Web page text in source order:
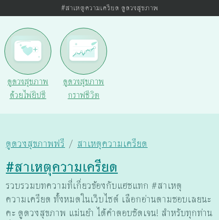
#สาเหตุความเครียด ดูดวงสุขภาพ
ดูดวงสุขภาพ
ด้วยไพ่ยิปซี
ดูดวงสุขภาพ
กราฟชีวิต
ดูดวงสุขภาพฟรี สาเหตุความเครียด
#สาเหตุความเครียด
รวบรวมบทความที่เกี่ยวข้องกับแฮชแทก #สาเหตุ
ความเครียด ทั้งหมดในเว็บไซต์ เลือกอ่านตามชอบเลยนะ
คะ ดูดวงสุขภาพ แม่นยำ ได้คำตอบชัดเจน! สำหรับทุกท่าน